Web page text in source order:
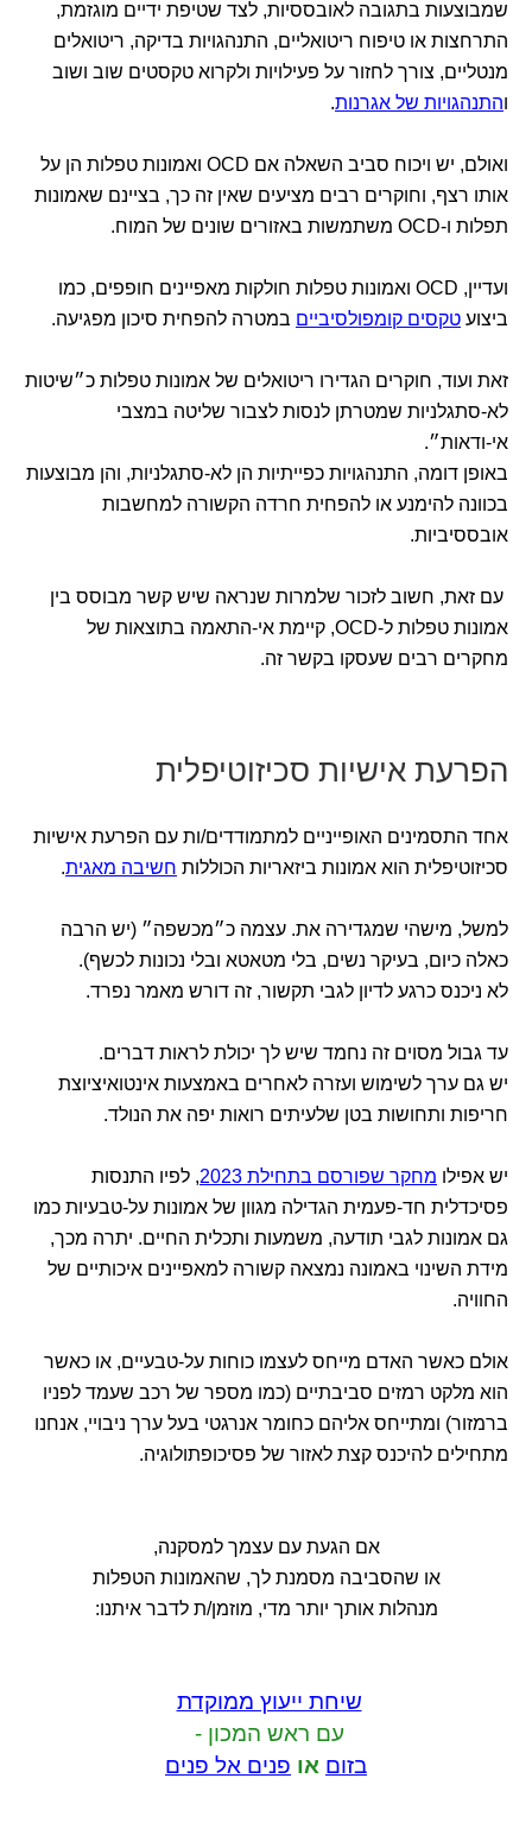
שמבוצעות בתגובה לאובססיות, לצד שטיפת ידיים מוגזמת,
התרחצות או טיפוח ריטואליים, התנהגויות בדיקה, ריטואלים
מנטליים, צורך לחזור על פעילויות ולקרוא טקסטים שוב ושוב
והתנהגויות של אגרנות.
ואולם, יש ויכוח סביב השאלה אם OCD ואמונות טפלות הן על
אותו רצף, וחוקרים רבים מציעים שאין זה כך, בציינם שאמונות
תפלות ו-OCD משתמשות באזורים שונים של המוח.
ועדיין, OCD ואמונות טפלות חולקות מאפיינים חופפים, כמו
ביצוע טקסים קומפולסיביים במטרה להפחית סיכון מפגיעה.
זאת ועוד, חוקרים הגדירו ריטואלים של אמונות טפלות כ״שיטות
לא-סתגלניות שמטרתן לנסות לצבור שליטה במצבי
אי-ודאות״.
באופן דומה, התנהגויות כפייתיות הן לא-סתגלניות, והן מבוצעות
בכוונה להימנע או להפחית חרדה הקשורה למחשבות
אובססיביות.
עם זאת, חשוב לזכור שלמרות שנראה שיש קשר מבוסס בין
אמונות טפלות ל-OCD, קיימת אי-התאמה בתוצאות של
מחקרים רבים שעסקו בקשר זה.
הפרעת אישיות סכיזוטיפלית
אחד התסמינים האופייניים למתמודדים/ות עם הפרעת אישיות
סכיזוטיפלית הוא אמונות ביזאריות הכוללות חשיבה מאגית.
למשל, מישהי שמגדירה את. עצמה כ״מכשפה״ (יש הרבה
כאלה כיום, בעיקר נשים, בלי מטאטא ובלי נכונות לכשף).
לא ניכנס כרגע לדיון לגבי תקשור, זה דורש מאמר נפרד.
עד גבול מסוים זה נחמד שיש לך יכולת לראות דברים.
יש גם ערך לשימוש ועזרה לאחרים באמצעות אינטואיציוצת
חריפות ותחושות בטן שלעיתים רואות יפה את הנולד.
יש אפילו מחקר שפורסם בתחילת 2023
, לפיו התנסות
פסיכדלית חד-פעמית הגדילה מגוון של אמונות על-טבעיות כמו
גם אמונות לגבי תודעה, משמעות ותכלית החיים. יתרה מכך,
מידת השינוי באמונה נמצאה קשורה למאפיינים איכותיים של
החוויה.
אולם כאשר האדם מייחס לעצמו כוחות על-טבעיים, או כאשר
הוא מלקט רמזים סביבתיים (כמו מספר של רכב שעמד לפניו
ברמזור) ומתייחס אליהם כחומר אנרגטי בעל ערך ניבויי, אנחנו
מתחילים להיכנס קצת לאזור של פסיכופתולוגיה.
אם הגעת עם עצמך למסקנה,
או שהסביבה מסמנת לך, שהאמונות הטפלות
מנהלות אותך יותר מדי, מוזמן/ת לדבר איתנו:
שיחת ייעוץ ממוקדת
עם ראש המכון -
בזום או פנים אל פנים